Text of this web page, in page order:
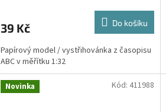
39 Kč Do košíku
Papírový model / vystřihovánka z časopisu
ABC v měřítku 1:32
Novinka Kód: 411988